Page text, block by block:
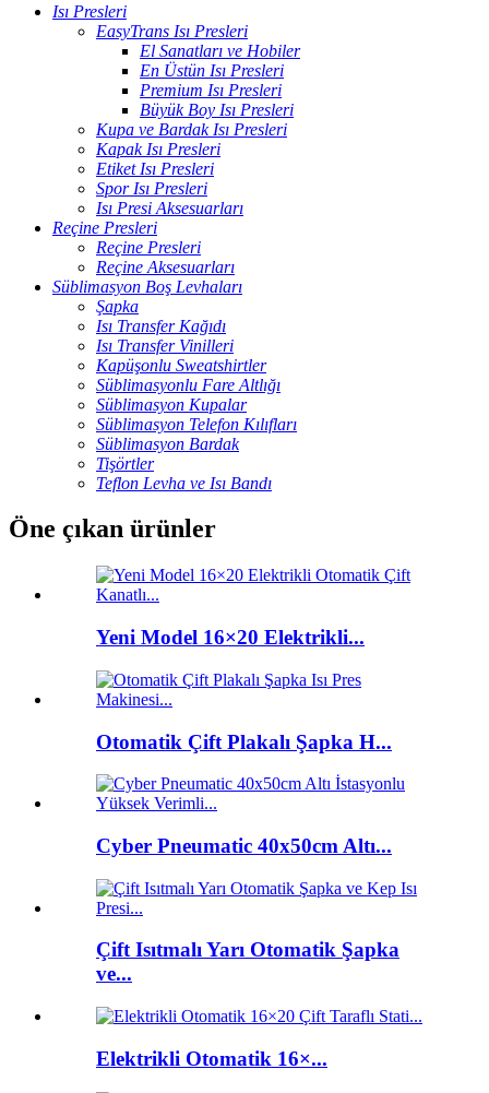
Isı Presleri
EasyTrans Isı Presleri
El Sanatları ve Hobiler
En Üstün Isı Presleri
Premium Isı Presleri
Büyük Boy Isı Presleri
Kupa ve Bardak Isı Presleri
Kapak Isı Presleri
Etiket Isı Presleri
Spor Isı Presleri
Isı Presi Aksesuarları
Reçine Presleri
Reçine Presleri
Reçine Aksesuarları
Süblimasyon Boş Levhaları
Şapka
Isı Transfer Kağıdı
Isı Transfer Vinilleri
Kapüşonlu Sweatshirtler
Süblimasyonlu Fare Altlığı
Süblimasyon Kupalar
Süblimasyon Telefon Kılıfları
Süblimasyon Bardak
Tişörtler
Teflon Levha ve Isı Bandı
Öne çıkan ürünler
Yeni Model 16×20 Elektrikli...
Otomatik Çift Plakalı Şapka H...
Cyber ​​Pneumatic 40x50cm Altı...
Çift Isıtmalı Yarı Otomatik Şapka
ve...
Elektrikli Otomatik 16×...